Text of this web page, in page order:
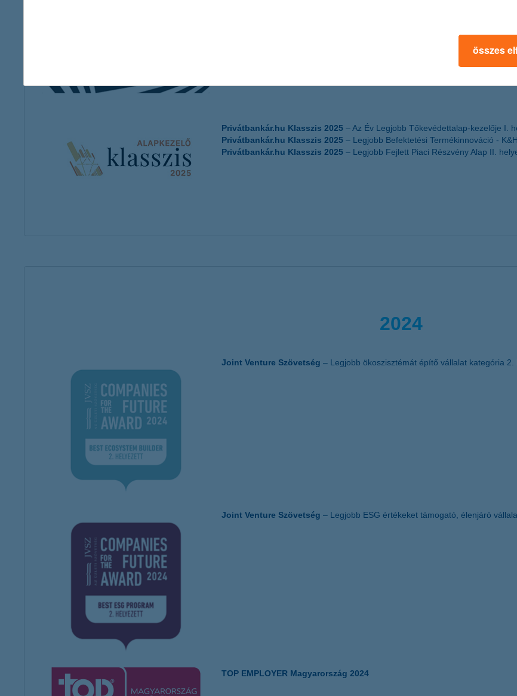
Privátbankár.hu Klasszis 2025 – Az Év Legjobb Tőkevédettalap-kezelője I.
Privátbankár.hu Klasszis 2025 – Legjobb Befektetési Termékinnováció -
Privátbankár.hu Klasszis 2025 – Legjobb Fejlett Piaci Részvény Alap II.
2024
Joint Venture Szövetség – Legjobb ökoszisztémát építő vállalat kategória 2.
Joint Venture Szövetség – Legjobb ESG értékeket támogató, élenjáró
TOP EMPLOYER Magyarország 2024
összes